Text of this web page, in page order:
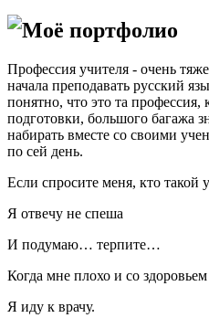
Моё портфолио
Профессия учителя - очень
начала преподавать русский
понятно, что это та профессия,
подготовки, большого багажа
набирать вместе со своими
по сей день.
Если спросите меня, кто такой
Я отвечу не спеша
И подумаю… терпите…
Когда мне плохо и со здоровьем
Я иду к врачу.